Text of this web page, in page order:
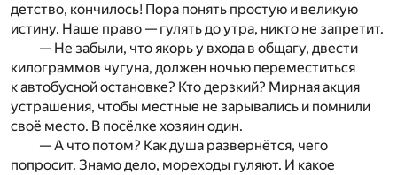
детство, кончилось! Пора понять простую и великую
истину. Наше право — гулять до утра, никто не запретит.
— Не забыли, что якорь у входа в общагу, двести
килограммов чугуна, должен ночью переместиться
к автобусной остановке? Кто дерзкий? Мирная акция
устрашения, чтобы местные не зарывались и помнили
своё место. В посёлке хозяин один.
— А что потом? Как душа развернётся, чего
попросит. Знамо дело, мореходы гуляют. И какое